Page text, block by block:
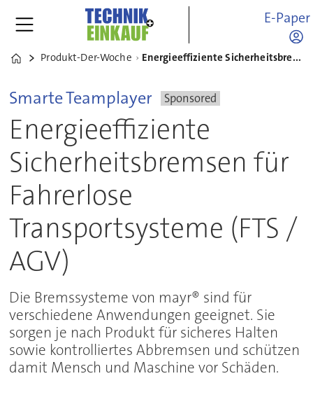
E-Paper
Home
Produkt-Der-Woche Energieeffiziente Sicherheitsbremsen für Fahrerlose Transportsysteme (FTS / AGV)
Smarte Teamplayer Sponsored
Energieeffiziente
Sicherheitsbremsen für
Fahrerlose
Transportsysteme (FTS /
AGV)
Die Bremssysteme von mayr® sind für
verschiedene Anwendungen geeignet. Sie
sorgen je nach Produkt für sicheres Halten
sowie kontrolliertes Abbremsen und schützen
damit Mensch und Maschine vor Schäden.